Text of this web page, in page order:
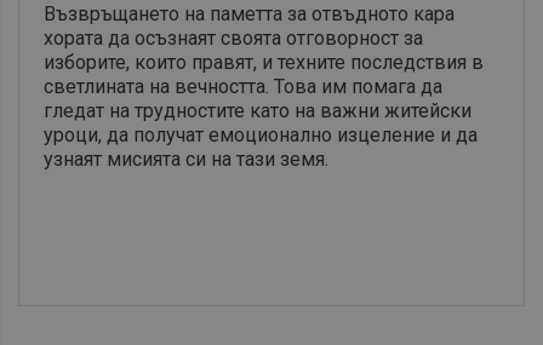
Възвръщането на паметта за отвъдното кара
хората да осъзнаят своята отговорност за
изборите, които правят, и техните последствия в
светлината на вечността. Това им помага да
гледат на трудностите като на важни житейски
уроци, да получат емоционално изцеление и да
узнаят мисията си на тази земя.